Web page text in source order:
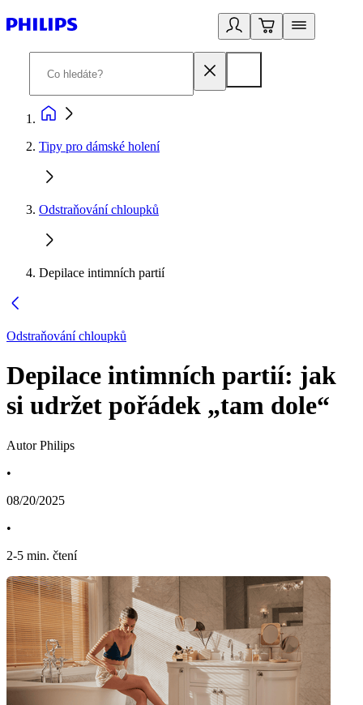
Tipy pro dámské holení
Odstraňování chloupků
Depilace intimních partií
Odstraňování chloupků
Depilace intimních partií: jak
si udržet pořádek „tam dole“
Autor Philips
•
08/20/2025
•
2-5 min. čtení